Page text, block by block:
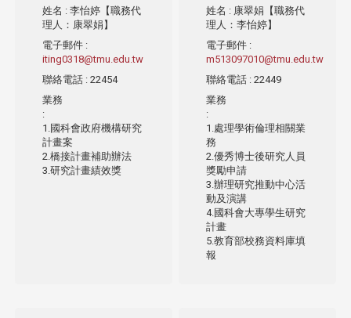
姓名 : 李怡婷【職務代
理人：康翠娟】
電子郵件 :
iting0318@tmu.edu.tw
聯絡電話 : 22454
業務
:
1.國科會政府機構研究
計畫案
2.橋接計畫補助辦法
3.研究計畫績效獎
姓名 : 康翠娟【職務代
理人：李怡婷】
電子郵件 :
m513097010@tmu.edu.tw
聯絡電話 : 22449
業務
:
1.處理學術倫理相關業
務
2.優秀博士後研究人員
獎勵申請
3.辦理研究推動中心活
動及演講
4.國科會大專學生研究
計畫
5.教育部校務資料庫填
報